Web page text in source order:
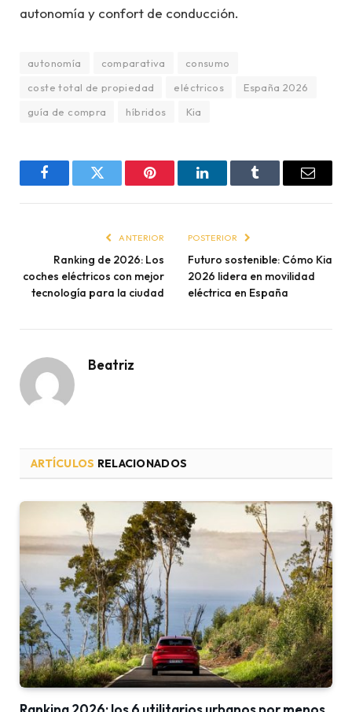
autonomía y confort de conducción.
autonomía comparativa
consumo
coste total de propiedad
eléctricos
España 2026
guía de compra
híbridos Kia
FacebookTwitter Pinterest LinkedInTumblr Email
ANTERIOR
Ranking de 2026: Los
coches eléctricos con mejor
tecnología para la ciudad
POSTERIOR
Futuro sostenible: Cómo Kia
2026 lidera en movilidad
eléctrica en España
Beatriz
ARTÍCULOS RELACIONADOS